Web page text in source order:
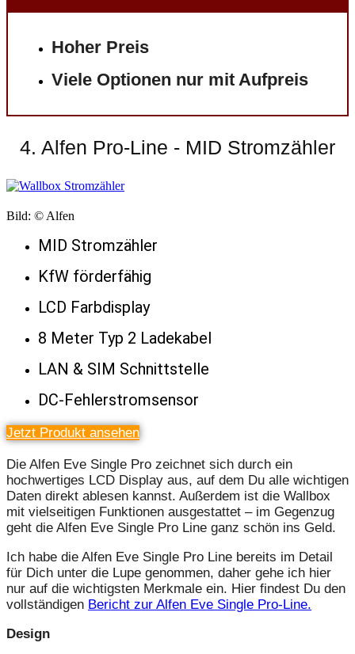
Hoher Preis
Viele Optionen nur mit Aufpreis
4. Alfen Pro-Line - MID Stromzähler
Bild: © Alfen
MID Stromzähler
KfW förderfähig
LCD Farbdisplay
8 Meter Typ 2 Ladekabel
LAN & SIM Schnittstelle
DC-Fehlerstromsensor
Jetzt Produkt ansehen
Die Alfen Eve Single Pro zeichnet sich durch ein
hochwertiges LCD Display aus, auf dem Du alle wichtigen
Daten direkt ablesen kannst. Außerdem ist die Wallbox
mit vielseitigen Funktionen ausgestattet – im Gegenzug
geht die Alfen Eve Single Pro Line ganz schön ins Geld.
Ich habe die Alfen Eve Single Pro Line bereits im Detail
für Dich unter die Lupe genommen, daher gehe ich hier
nur auf die wichtigsten Merkmale ein. Hier findest Du den
vollständigen Bericht zur Alfen Eve Single Pro-Line.
Design